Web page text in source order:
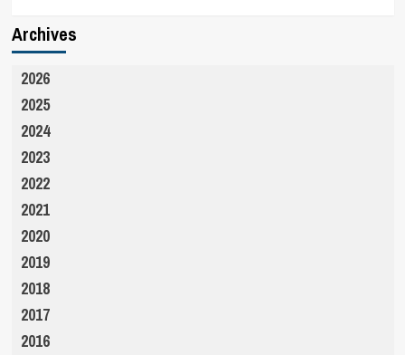
Archives
2026
2025
2024
2023
2022
2021
2020
2019
2018
2017
2016